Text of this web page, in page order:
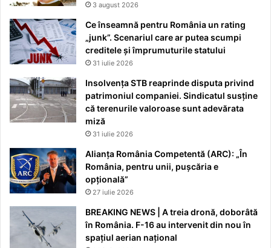
3 august 2026
Ce înseamnă pentru România un rating
„junk”. Scenariul care ar putea scumpi
creditele și împrumuturile statului
31 iulie 2026
Insolvența STB reaprinde disputa privind
patrimoniul companiei. Sindicatul susține
că terenurile valoroase sunt adevărata
miză
31 iulie 2026
Alianța România Competentă (ARC): „În
România, pentru unii, pușcăria e
opțională”
27 iulie 2026
BREAKING NEWS | A treia dronă, doborâtă
în România. F-16 au intervenit din nou în
spațiul aerian național